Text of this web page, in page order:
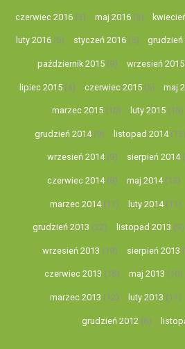
czerwiec 2016(3) maj 2016(3)
luty 2016(5) styczeń 2016(5) grudzień
październik 2015 (9) wrzesień 2015
lipiec 2015(4) czerwiec 2015(5) maj
marzec 2015 (10) luty 2015 (10)
grudzień 2014(9) listopad 2014(13)
wrzesień 2014(9) sierpień 2014
czerwiec 2014(8) maj 2014(13)
marzec 2014(11) luty 2014(11)
grudzień 2013 (22) listopad 2013 (9)
wrzesień 2013 (19) sierpień 2013
czerwiec 2013 (18) maj 2013 (10)
marzec 2013 (12) luty 2013 (11)
grudzień 2012 (6)